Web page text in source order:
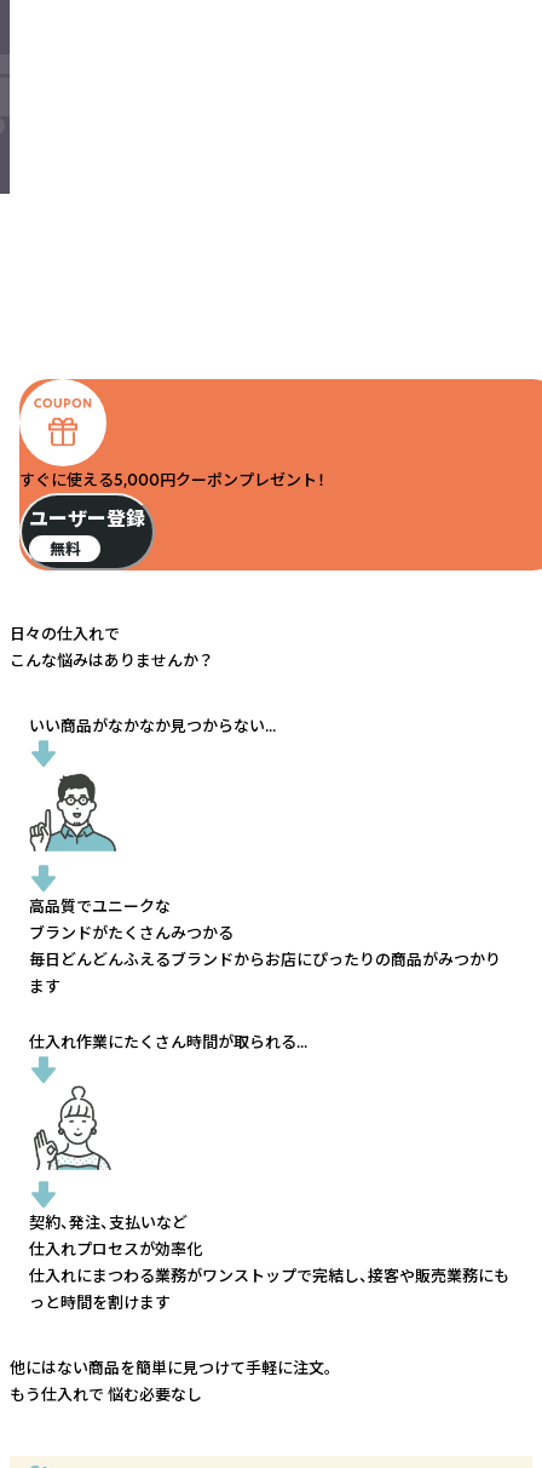
すぐに使える5,000円クーポンプレゼント！
ユーザー登録
無料
日々の仕入れで
こんな悩みはありませんか？
いい商品がなかなか見つからない...
高品質でユニークな
ブランドがたくさんみつかる
毎日どんどんふえるブランドからお店にぴったりの商品がみつかり
ます
仕入れ作業にたくさん時間が取られる...
契約、発注、支払いなど
仕入れプロセスが効率化
仕入れにまつわる業務がワンストップで完結し、接客や販売業務にも
っと時間を割けます
他にはない商品を簡単に見つけて手軽に注文。
もう仕入れで 悩む必要なし